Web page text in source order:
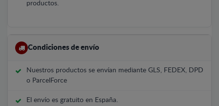
productos.
Condiciones de envío
Nuestros productos se envían mediante GLS, FEDEX, DPD
o ParcelForce
El envío es gratuito en España.